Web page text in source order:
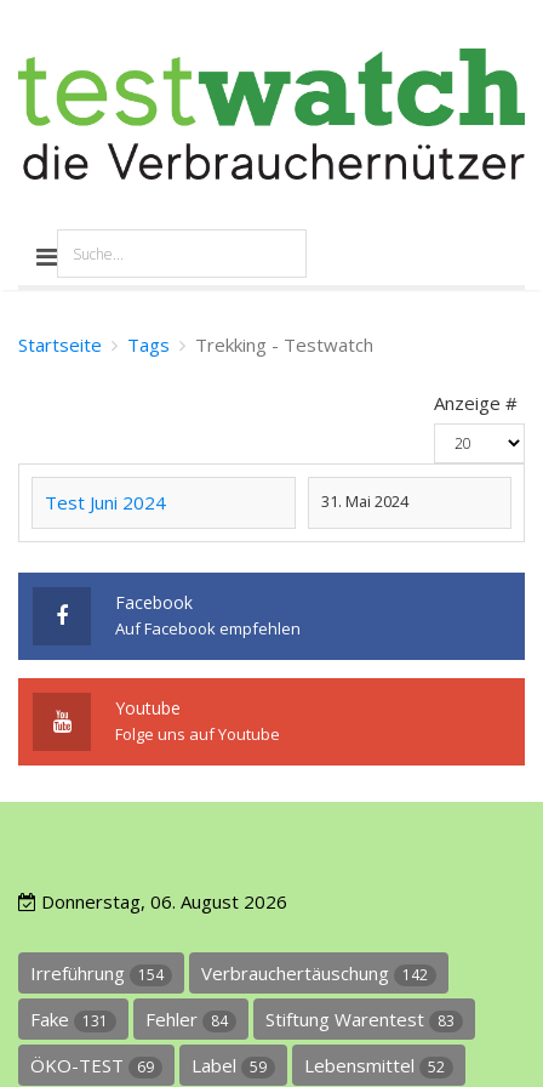
Startseite Tags Trekking - Testwatch
Anzeige #
Test Juni 2024 31. Mai 2024
Facebook
Auf Facebook empfehlen
Youtube
Folge uns auf Youtube
Donnerstag, 06. August 2026
Irreführung 154 Verbrauchertäuschung 142
Fake 131 Fehler 84 Stiftung Warentest 83
ÖKO-TEST 69 Label 59 Lebensmittel 52